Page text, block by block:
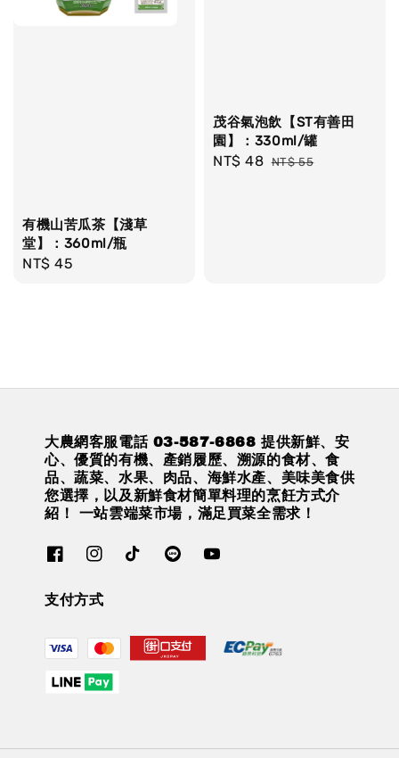
有機山苦瓜茶【淺草
堂】：360ml/瓶
Regular
NT$ 45
茂谷氣泡飲【ST有善田
園】：330ml/罐
Sale
NT$ 48 Regular
NT$ 55
大農網客服電話 03-587-6868 提供新鮮、安
心、優質的有機、產銷履歷、溯源的食材、食
品、蔬菜、水果、肉品、海鮮水產、美味美食供
您選擇，以及新鮮食材簡單料理的烹飪方式介
紹！ 一站雲端菜市場，滿足買菜全需求！
支付方式